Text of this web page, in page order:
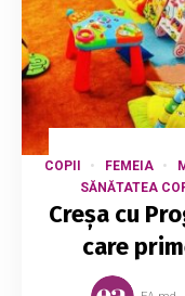
COPII FEMEIA
SĂNĂTATEA
Creșa cu
care